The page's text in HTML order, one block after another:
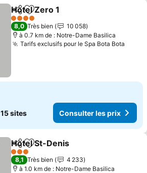
PartagerAjouter à mes favoris
Hotel Zero 1
4 Étoiles
8,0 Très bien
10 058
à 0.7 km de : Notre-Dame Basilica
Tarifs exclusifs pour le Spa Bota Bota
15 sites Consulter les prix
PartagerAjouter à mes favoris
Hotel St-Denis
3 Étoiles
8,1 Très bien
4 233
à 1.0 km de : Notre-Dame Basilica